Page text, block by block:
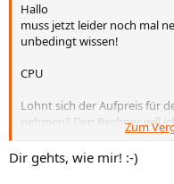
Hallo
muss jetzt leider noch mal
unbedingt wissen!
CPU
Lohnt sich der Aufpreis für
nehmen?,Den Rechner will
Aufrüsten!
Merkt man den Unterschied
Cache??
Zum
Dir gehts, wie mir! :-)